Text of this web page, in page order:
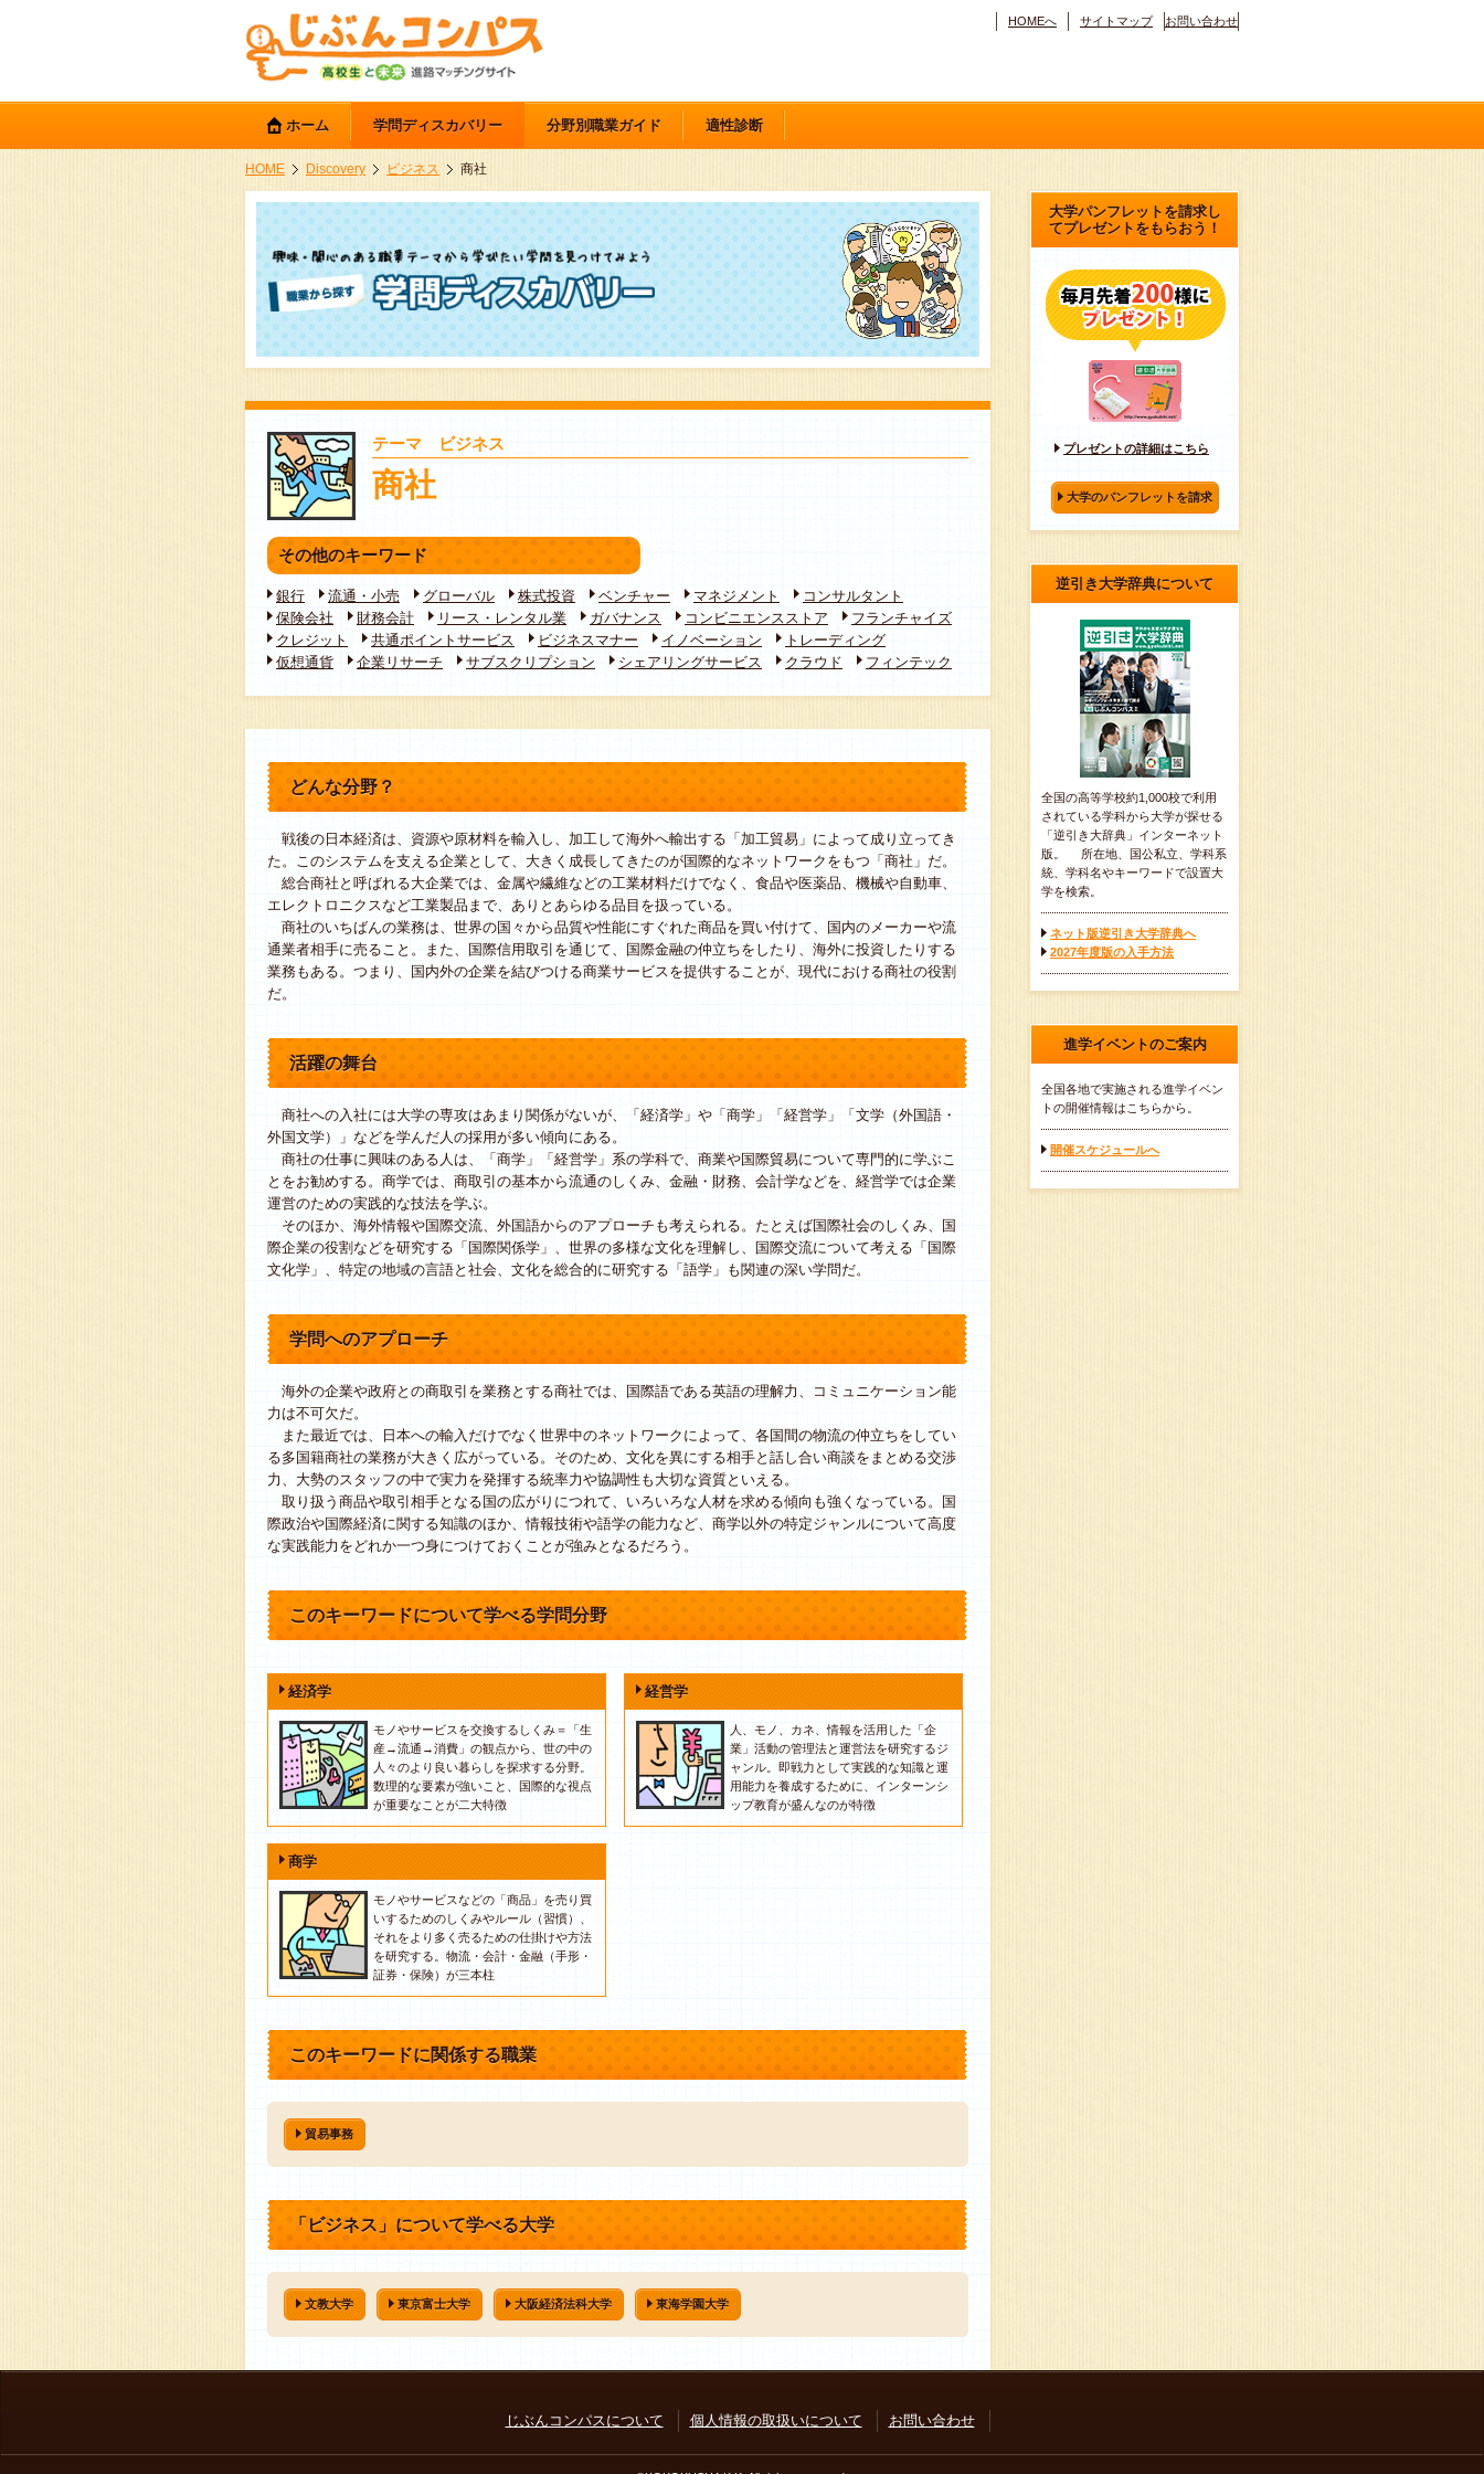
HOMEへ サイトマップ お問い合わせ
ホーム 学問ディスカバリー 分野別職業ガイド 適性診断
HOME Discovery ビジネス 商社
テーマ ビジネス
商社
その他のキーワード
銀行 流通・小売 グローバル 株式投資 ベンチャー マネジメント
コンサルタント
保険会社
財務会計 リース・レンタル業 ガバナンス コンビニエンスストア
フランチャイズ
クレジット
共通ポイントサービス ビジネスマナー イノベーション
トレーディング
仮想通貨
企業リサーチ サブスクリプション シェアリングサービス クラウド フィンテック
どんな分野？
戦後の日本経済は、資源や原材料を輸入し、加工して海外へ輸出する「加工貿易」によって成り立ってき
た。このシステムを支える企業として、大きく成長してきたのが国際的なネットワークをもつ「商社」だ。
総合商社と呼ばれる大企業では、金属や繊維などの工業材料だけでなく、食品や医薬品、機械や自動車、
エレクトロニクスなど工業製品まで、ありとあらゆる品目を扱っている。
商社のいちばんの業務は、世界の国々から品質や性能にすぐれた商品を買い付けて、国内のメーカーや流
通業者相手に売ること。また、国際信用取引を通じて、国際金融の仲立ちをしたり、海外に投資したりする
業務もある。つまり、国内外の企業を結びつける商業サービスを提供することが、現代における商社の役割
だ。
活躍の舞台
商社への入社には大学の専攻はあまり関係がないが、「経済学」や「商学」「経営学」「文学（外国語・
外国文学）」などを学んだ人の採用が多い傾向にある。
商社の仕事に興味のある人は、「商学」「経営学」系の学科で、商業や国際貿易について専門的に学ぶこ
とをお勧めする。商学では、商取引の基本から流通のしくみ、金融・財務、会計学などを、経営学では企業
運営のための実践的な技法を学ぶ。
そのほか、海外情報や国際交流、外国語からのアプローチも考えられる。たとえば国際社会のしくみ、国
際企業の役割などを研究する「国際関係学」、世界の多様な文化を理解し、国際交流について考える「国際
文化学」、特定の地域の言語と社会、文化を総合的に研究する「語学」も関連の深い学問だ。
学問へのアプローチ
海外の企業や政府との商取引を業務とする商社では、国際語である英語の理解力、コミュニケーション能
力は不可欠だ。
また最近では、日本への輸入だけでなく世界中のネットワークによって、各国間の物流の仲立ちをしてい
る多国籍商社の業務が大きく広がっている。そのため、文化を異にする相手と話し合い商談をまとめる交渉
力、大勢のスタッフの中で実力を発揮する統率力や協調性も大切な資質といえる。
取り扱う商品や取引相手となる国の広がりにつれて、いろいろな人材を求める傾向も強くなっている。国
際政治や国際経済に関する知識のほか、情報技術や語学の能力など、商学以外の特定ジャンルについて高度
な実践能力をどれか一つ身につけておくことが強みとなるだろう。
このキーワードについて学べる学問分野
経済学
モノやサービスを交換するしくみ＝「生
産→流通→消費」の観点から、世の中の
人々のより良い暮らしを探求する分野。
数理的な要素が強いこと、国際的な視点
が重要なことが二大特徴
経営学
人、モノ、カネ、情報を活用した「企
業」活動の管理法と運営法を研究するジ
ャンル。即戦力として実践的な知識と運
用能力を養成するために、インターンシ
ップ教育が盛んなのが特徴
商学
モノやサービスなどの「商品」を売り買
いするためのしくみやルール（習慣）、
それをより多く売るための仕掛けや方法
を研究する。物流・会計・金融（手形・
証券・保険）が三本柱
このキーワードに関係する職業
貿易事務
「ビジネス」について学べる大学
文教大学 東京富士大学 大阪経済法科大学 東海学園大学
大学パンフレットを請求し
てプレゼントをもらおう！
プレゼントの詳細はこちら
大学のパンフレットを請求
逆引き大学辞典について
全国の高等学校約1,000校で利用
されている学科から大学が探せる
「逆引き大辞典」インターネット
版。 所在地、国公私立、学科系
統、学科名やキーワードで設置大
学を検索。
ネット版逆引き大学辞典へ
2027年度版の入手方法
進学イベントのご案内
全国各地で実施される進学イベン
トの開催情報はこちらから。
開催スケジュールへ
じぶんコンパスについて 個人情報の取扱いについて お問い合わせ